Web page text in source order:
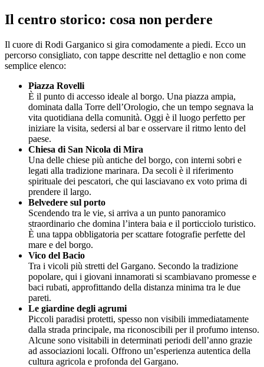
Il centro storico: cosa non perdere
Il cuore di Rodi Garganico si gira comodamente a piedi. Ecco un
percorso consigliato, con tappe descritte nel dettaglio e non come
semplice elenco:
Piazza Rovelli
È il punto di accesso ideale al borgo. Una piazza ampia,
dominata dalla Torre dell’Orologio, che un tempo segnava la
vita quotidiana della comunità. Oggi è il luogo perfetto per
iniziare la visita, sedersi al bar e osservare il ritmo lento del
paese.
Chiesa di San Nicola di Mira
Una delle chiese più antiche del borgo, con interni sobri e
legati alla tradizione marinara. Da secoli è il riferimento
spirituale dei pescatori, che qui lasciavano ex voto prima di
prendere il largo.
Belvedere sul porto
Scendendo tra le vie, si arriva a un punto panoramico
straordinario che domina l’intera baia e il porticciolo turistico.
È una tappa obbligatoria per scattare fotografie perfette del
mare e del borgo.
Vico del Bacio
Tra i vicoli più stretti del Gargano. Secondo la tradizione
popolare, qui i giovani innamorati si scambiavano promesse e
baci rubati, approfittando della distanza minima tra le due
pareti.
Le giardine degli agrumi
Piccoli paradisi protetti, spesso non visibili immediatamente
dalla strada principale, ma riconoscibili per il profumo intenso.
Alcune sono visitabili in determinati periodi dell’anno grazie
ad associazioni locali. Offrono un’esperienza autentica della
cultura agricola e profonda del Gargano.